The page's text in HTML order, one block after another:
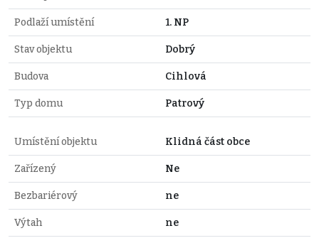
Podlaží umístění 1. NP
Stav objektu Dobrý
Budova Cihlová
Typ domu Patrový
Umístění objektu Klidná část obce
Zařízený Ne
Bezbariérový ne
Výtah ne